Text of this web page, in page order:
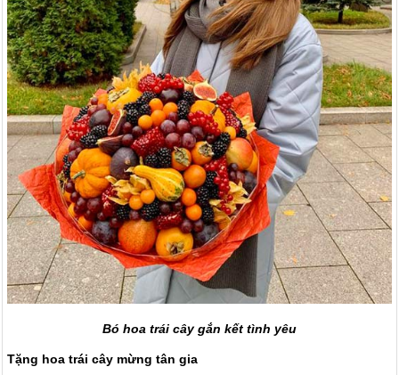
Bó hoa trái cây gắn kết tình yêu
Tặng hoa trái cây mừng tân gia